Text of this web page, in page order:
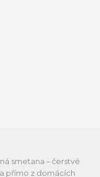
smetana – čerstvé
přímo z domácích